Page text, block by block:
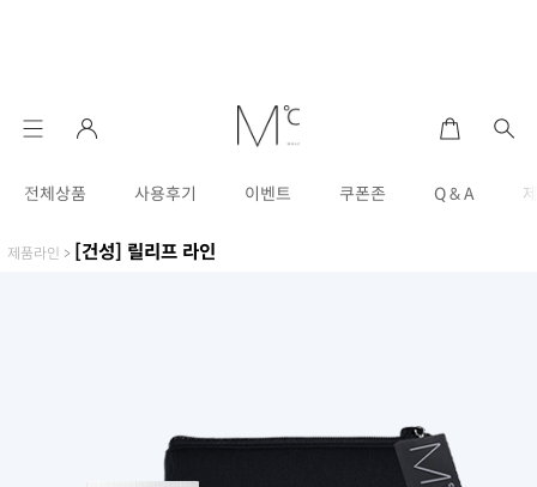
전체상품 사용후기 이벤트 쿠폰존 Q & A
제품라인 > [건성] 릴리프 라인